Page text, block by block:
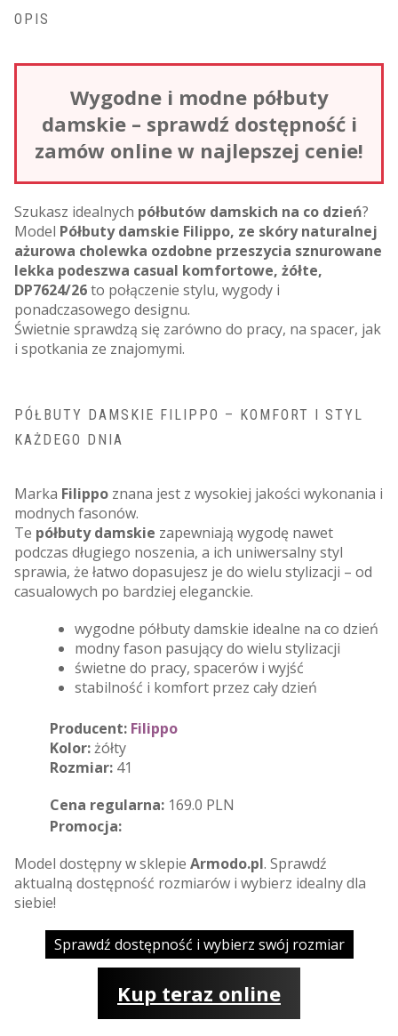
OPIS
Wygodne i modne półbuty
damskie – sprawdź dostępność i
zamów online w najlepszej cenie!
Szukasz idealnych półbutów damskich na co dzień?
Model Półbuty damskie Filippo, ze skóry naturalnej
ażurowa cholewka ozdobne przeszycia sznurowane
lekka podeszwa casual komfortowe, żółte,
DP7624/26to połączenie stylu, wygody i
ponadczasowego designu.
Świetnie sprawdzą się zarówno do pracy, na spacer, jak
i spotkania ze znajomymi.
PÓŁBUTY DAMSKIE FILIPPO – KOMFORT I STYL
KAŻDEGO DNIA
Marka Filippo znana jest z wysokiej jakości wykonania i
modnych fasonów.
Te półbuty damskie zapewniają wygodę nawet
podczas długiego noszenia, a ich uniwersalny styl
sprawia, że łatwo dopasujesz je do wielu stylizacji – od
casualowych po bardziej eleganckie.
wygodne półbuty damskie idealne na co dzień
modny fason pasujący do wielu stylizacji
świetne do pracy, spacerów i wyjść
stabilność i komfort przez cały dzień
Producent: Filippo
Kolor:żółty
Rozmiar: 41
Cena regularna: 169.0 PLN
Promocja:
Model dostępny w sklepie Armodo.pl. Sprawdź
aktualną dostępność rozmiarów i wybierz idealny dla
siebie!
Sprawdź dostępność i wybierz swój rozmiar
Kup teraz online